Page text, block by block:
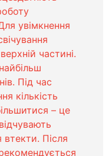
увімкнення
частині.
Під час
кількість
– це
Після